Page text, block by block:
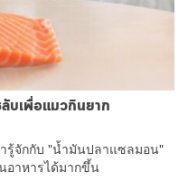
บเพื่อแมวกินยาก
รู้จักกับ "น้ำมันปลาแซลมอน"
อาหารได้มากขึ้น